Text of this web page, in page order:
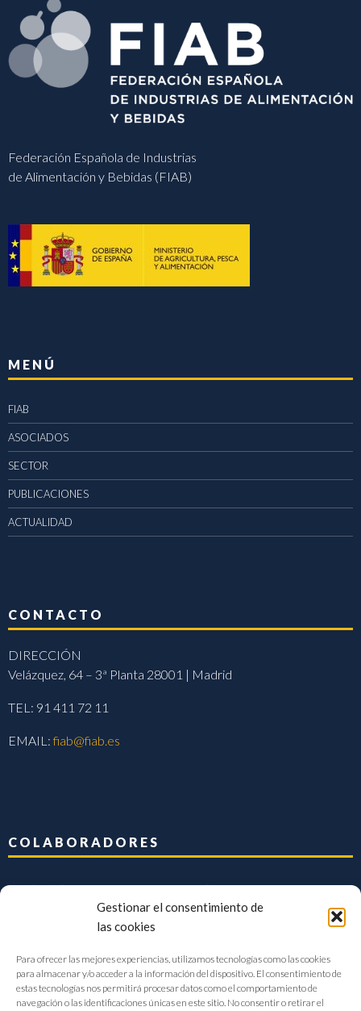
Gestionar el consentimiento de
las cookies
Para ofrecer las mejores experiencias, utilizamos tecnologías como las cookies
para almacenar y/o acceder a la información del dispositivo. El consentimiento de
estas tecnologías nos permitirá procesar datos como el comportamiento de
navegación o las identificaciones únicas en este sitio. No consentir o retirar el
Federación Española de Industrias
de Alimentación y Bebidas (FIAB)
MENÚ
FIAB
ASOCIADOS
SECTOR
PUBLICACIONES
ACTUALIDAD
CONTACTO
DIRECCIÓN
Velázquez, 64 – 3ª Planta 28001 | Madrid
TEL: 91 411 72 11
EMAIL:fiab@fiab.es
COLABORADORES